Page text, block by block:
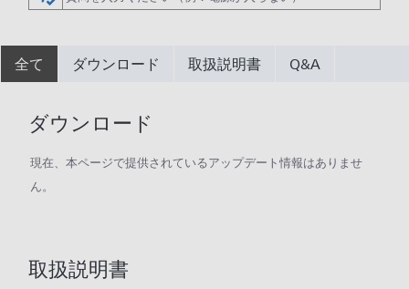
全て ダウンロード 取扱説明書 Q&A
ダウンロード
現在、本ページで提供されているアップデート情報はありませ
ん。
取扱説明書